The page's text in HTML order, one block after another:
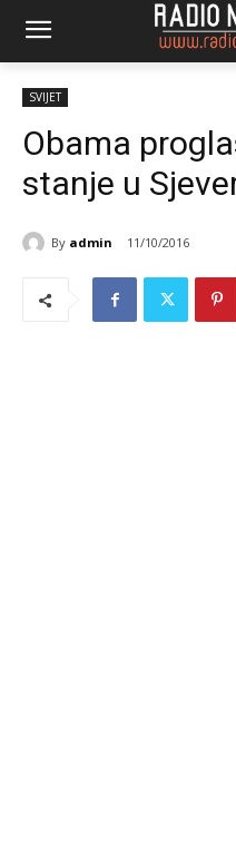
SVIJET
Obama
stanje u
By admin 11/10/2016